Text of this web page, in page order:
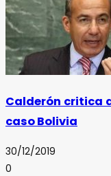
Calderón critica
caso Bolivia
30/12/2019
0